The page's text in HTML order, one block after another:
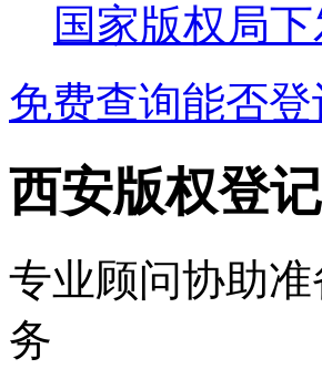
国家版权局
免费查询能否登
西安版权登
专业顾问协助
务